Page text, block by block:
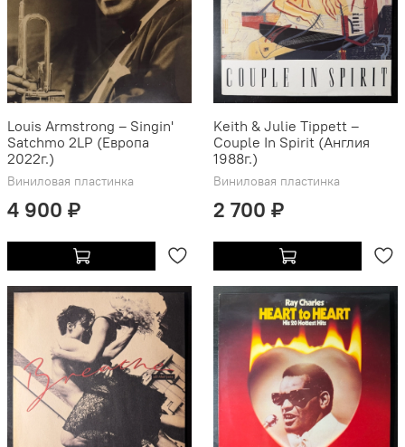
Louis Armstrong – Singin'
Satchmo 2LP (Европа
2022г.)
Виниловая пластинка
4 900 ₽
Keith & Julie Tippett –
Couple In Spirit (Англия
1988г.)
Виниловая пластинка
2 700 ₽